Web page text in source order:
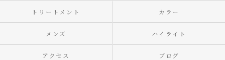
トリートメント カラー
メンズ ハイライト
アクセス ブログ